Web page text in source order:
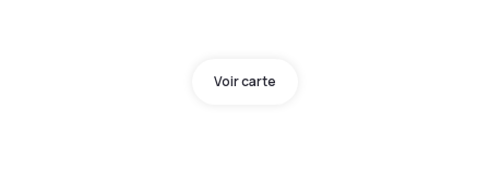
Voir carte